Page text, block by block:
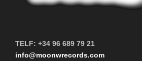
TELF: +34 96 689 79 21
info@moonwrecords.com